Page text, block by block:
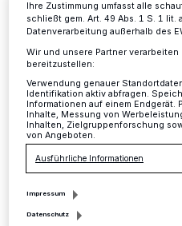
22.09.2017 , 09:34 Uhr 2
D Betriebsunfall
Ihre Zustimmung umfasst alle
schließt gem. Art. 49 Abs. 1 S. 1 lit.
Datenverarbeitung außerhalb des
Wir und unsere Partner verarbeiten
bereitzustellen:
Verwendung genauer
Identifikation aktiv abfragen.
Informationen auf einem Endgerät.
Inhalte, Messung von
Inhalten, Zielgruppenforschung
von Angeboten.
Ausführliche Informationen
Impressum
Datenschutz